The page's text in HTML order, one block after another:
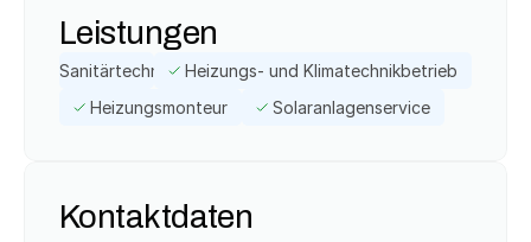
Leistungen
Sanitärtechnik
Heizungs- und Klimatechnikbetrieb
Heizungsmonteur
Solaranlagenservice
Kontaktdaten